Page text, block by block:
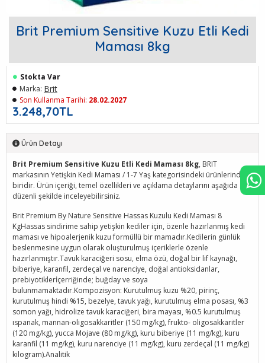
Brit Premium Sensitive Kuzu Etli Kedi
Maması 8kg
3.248,70TL
Stokta Var
Marka: Brit
Son Kullanma Tarihi: 28.02.2027
Ürün Detayı
Brit Premium Sensitive Kuzu Etli Kedi Maması 8kg, BRIT
markasının Yetişkin Kedi Maması / 1-7 Yaş kategorisindeki ürünlerinden
biridir. Ürün içeriği, temel özellikleri ve açıklama detaylarını aşağıda
düzenli şekilde inceleyebilirsiniz.
Brit Premium By Nature Sensitive Hassas Kuzulu Kedi Maması 8
KgHassas sindirime sahip yetişkin kediler için, özenle hazırlanmış kedi
maması ve hipoalerjenik kuzu formüllü bir mamadır.Kedilerin günlük
beslenmesine uygun olarak oluşturulmuş içeriklerle özenle
hazırlanmıştır.Tavuk karaciğeri sosu, elma özü, doğal bir lif kaynağı,
biberiye, karanfil, zerdeçal ve narenciye, doğal antioksidanlar,
prebiyotiklerİçerriğinde; buğday ve soya
bulunmamaktadır.Kompozisyon: Kurutulmuş kuzu %20, pirinç,
kurutulmuş hindi %15, bezelye, tavuk yağı, kurutulmuş elma posası, %3
somon yağı, hidrolize tavuk karaciğeri, bira mayası, %0.5 kurutulmuş
ıspanak, mannan-oligosakkaritler (150 mg/kg), frukto- oligosakkaritler
(120 mg/kg), yucca Mojave (80 mg/kg), kuru biberiye (11 mg/kg), kuru
karanfil (11 mg/kg), kuru narenciye (11 mg/kg), kuru zerdeçal (11 mg/kg)
kilogram).Analitik